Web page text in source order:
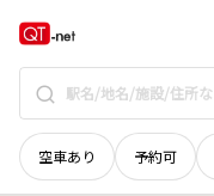
空車あり 予約可
奈良県